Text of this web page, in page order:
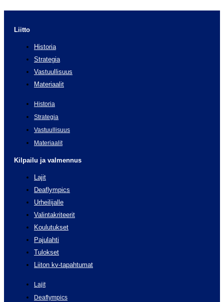
Liitto
Historia
Strategia
Vastuullisuus
Materiaalit
Historia
Strategia
Vastuullisuus
Materiaalit
Kilpailu ja valmennus
Lajit
Deaflympics
Urheilijalle
Valintakriteerit
Koulutukset
Pajulahti
Tulokset
Liiton kv-tapahtumat
Lajit
Deaflympics